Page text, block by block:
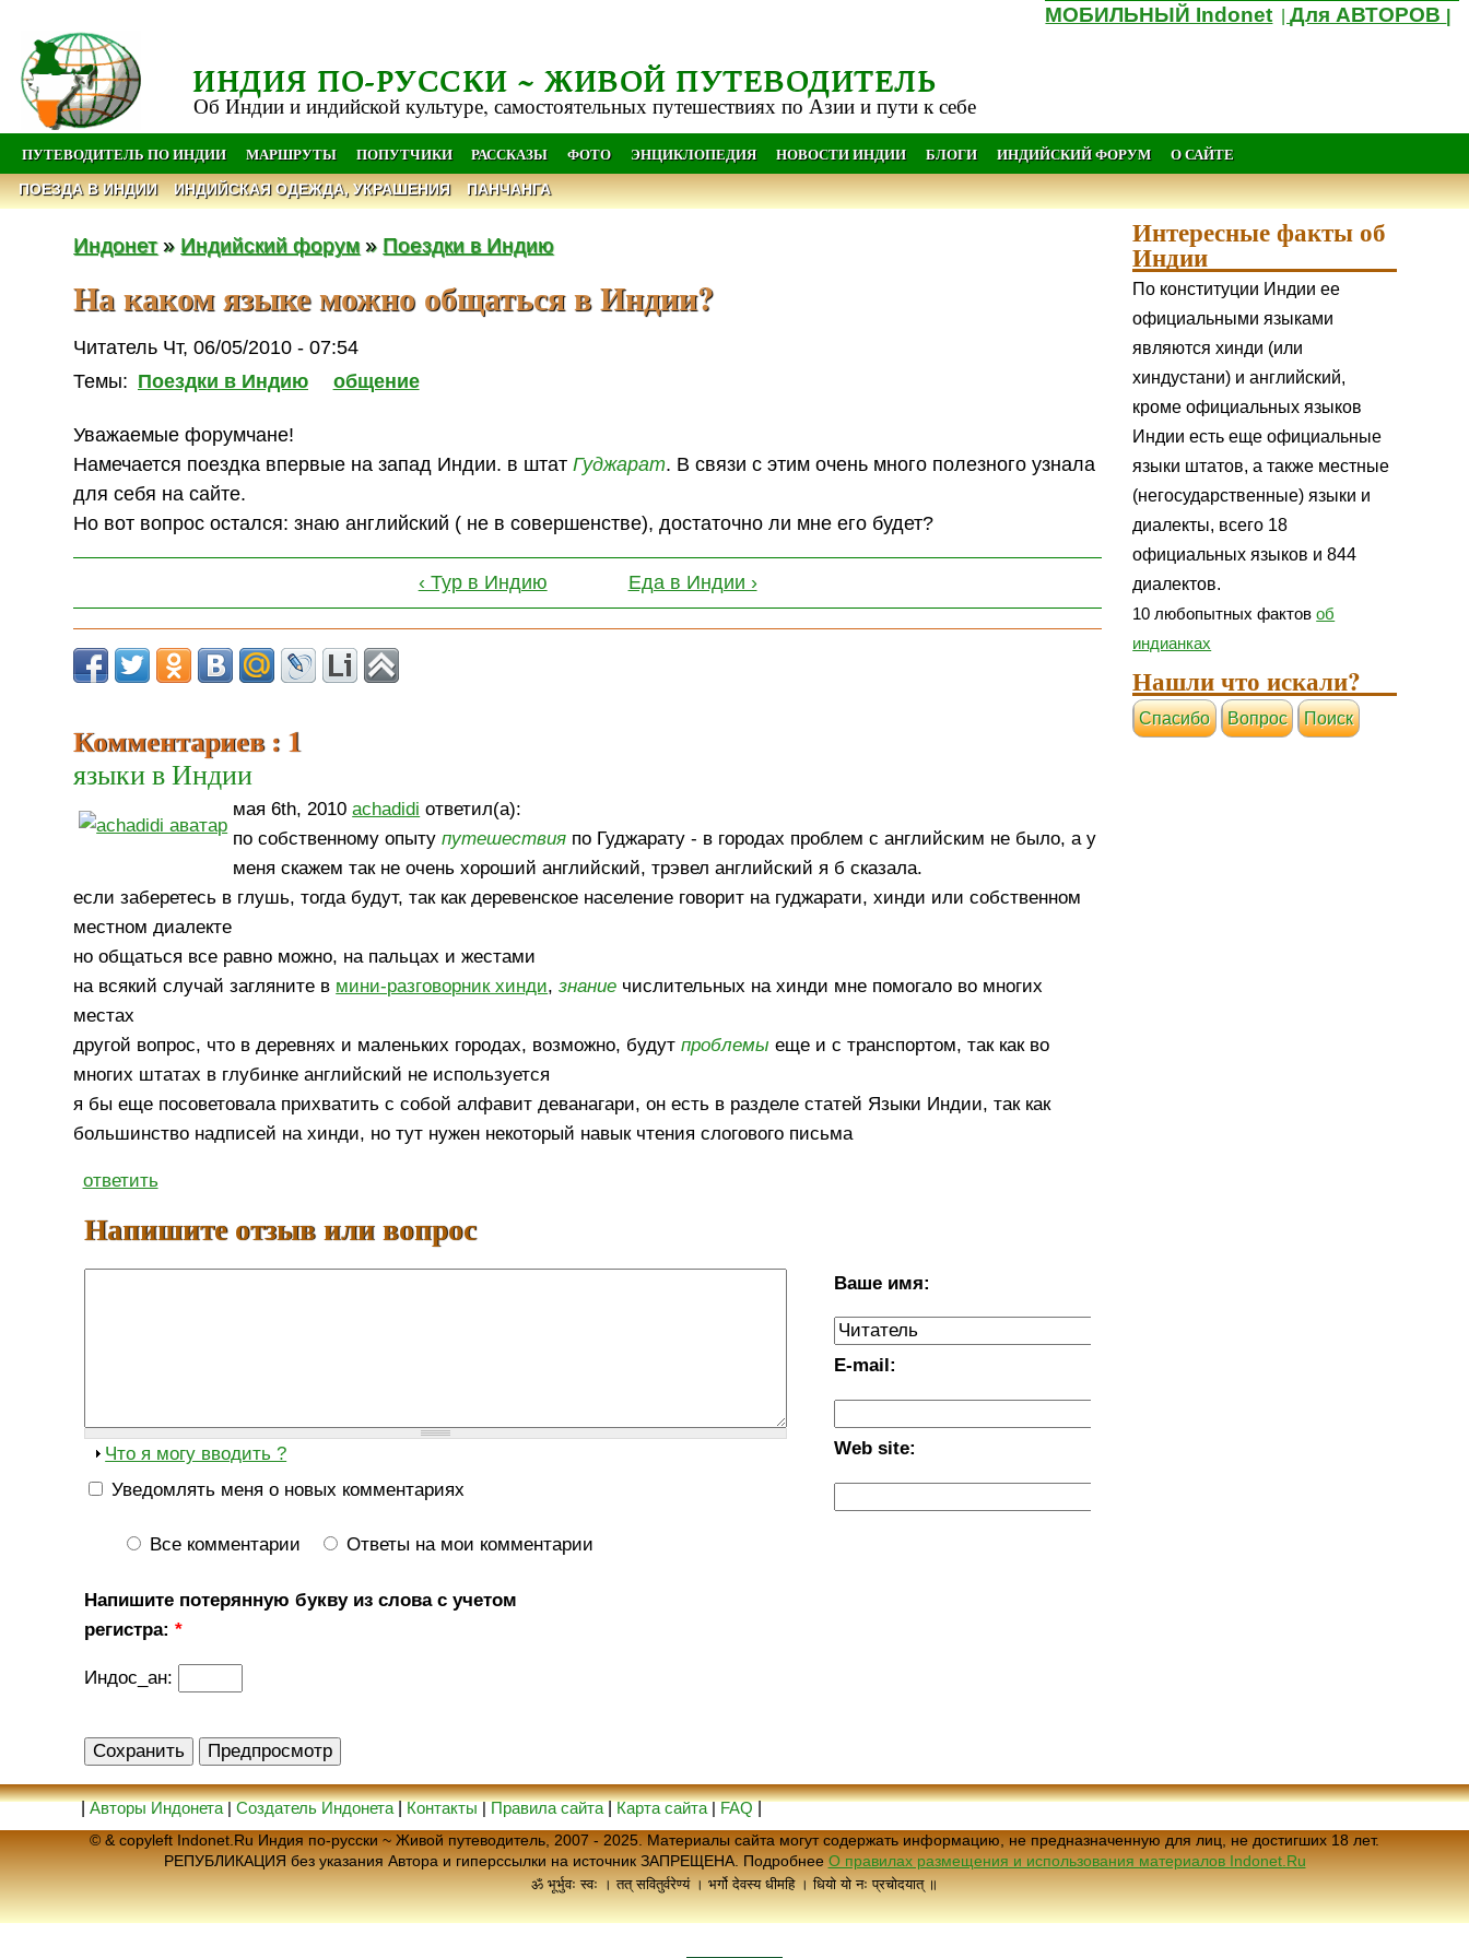
МОБИЛЬНЫЙ Indonet |Для АВТОРОВ
ИНДИЯ ПО-РУССКИ ~ ЖИВОЙ ПУТЕВОДИТЕЛЬ
Об Индии и индийской культуре, самостоятельных путешествиях по Азии и пути к себе
ПУТЕВОДИТЕЛЬ ПО ИНДИИ МАРШРУТЫ ПОПУТЧИКИ РАССКАЗЫ ФОТО ЭНЦИКЛОПЕДИЯ НОВОСТИ ИНДИИ БЛОГИ ИНДИЙСКИЙ ФОРУМ О САЙТЕ
ПОЕЗДА В ИНДИИ ИНДИЙСКАЯ ОДЕЖДА, УКРАШЕНИЯ ПАНЧАНГА
Индонет» Индийский форум » Поездки в Индию
На каком языке можно общаться в Индии?
Читатель Чт, 06/05/2010 - 07:54
Темы: Поездки в Индию общение
Уважаемые форумчане!
Намечается поездка впервые на запад Индии. в штатГуджарат. В связи с этим очень много полезного узнала
для себя на сайте.
Но вот вопрос остался: знаю английский ( не в совершенстве), достаточно ли мне его будет?
‹ Тур в Индию Еда в Индии ›
Комментариев : 1
языки в Индии
мая 6th, 2010achadidi ответил(а):
по собственному опытупутешествия по Гуджарату - в городах проблем с английским не было, а у
меня скажем так не очень хороший английский, трэвел английский я б сказала.
если заберетесь в глушь, тогда будут, так как деревенское население говорит на гуджарати, хинди или собственном
местном диалекте
но общаться все равно можно, на пальцах и жестами
на всякий случай загляните в мини-разговорник хинди,знание числительных на хинди мне помогало во многих
местах
другой вопрос, что в деревнях и маленьких городах, возможно, будутпроблемы еще и с транспортом, так как во
многих штатах в глубинке английский не используется
я бы еще посоветовала прихватить с собой алфавит деванагари, он есть в разделе статей Языки Индии, так как
большинство надписей на хинди, но тут нужен некоторый навык чтения слогового письма
ответить
Напишите отзыв или вопрос
Ваше имя:
E-mail:
Web site:
Что я могу вводить ?
Уведомлять меня о новых комментариях
Все комментарии Ответы на мои комментарии
Напишите потерянную букву из слова с учетом
регистра:*
Индос_ан:
Интересные факты об
Индии
По конституции Индии ее
официальными языками
являются хинди (или
хиндустани) и английский,
кроме официальных языков
Индии есть еще официальные
языки штатов, а также местные
(негосударственные) языки и
диалекты, всего 18
официальных языков и 844
диалектов.
10 любопытных фактовоб
индианках
Нашли что искали?
Cпасибо Вопрос Поиск
|Авторы Индонета|Создатель Индонета|Контакты|Правила сайта|Карта сайта|FAQ|
© & copyleft Indonet.Ru Индия по-русски ~ Живой путеводитель, 2007 - 2025. Материалы сайта могут содержать информацию, не предназначенную для лиц, не достигших 18 лет.
РЕПУБЛИКАЦИЯ без указания Автора и гиперссылки на источник ЗАПРЕЩЕНА. Подробнее О правилах размещения и использования материалов Indonet.Ru
ॐ भूर्भुवः स्वः । तत् सवितुर्वरेण्यं । भर्गो देवस्य धीमहि । धियो यो नः प्रचोदयात् ॥